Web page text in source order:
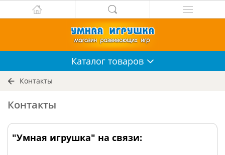
Каталог товаров
Контакты
Контакты
"Умная игрушка" на связи: